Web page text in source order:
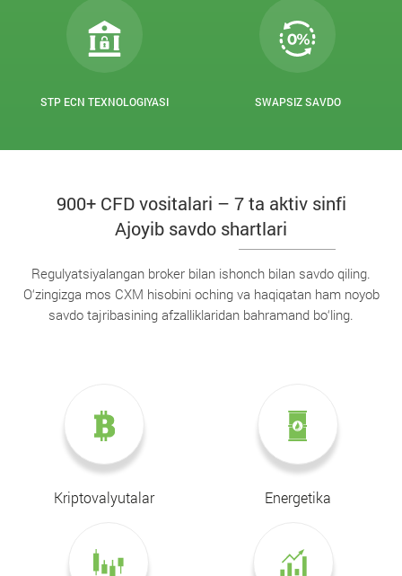
STP ECN TEXNOLOGIYASI SWAPSIZ SAVDO
900+ CFD vositalari – 7 ta aktiv sinfi
Ajoyib savdo shartlari
Regulyatsiyalangan broker bilan ishonch bilan savdo qiling.
O‘zingizga mos CXM hisobini oching va haqiqatan ham noyob
savdo tajribasining afzalliklaridan bahramand bo‘ling.
Kriptovalyutalar Energetika